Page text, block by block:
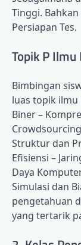
Tinggi.
Persiapan Tes.
Topik P
Bimbingan
luas topik
Biner –
Struktur dan
Efisiensi –
Daya
Simulasi dan
pengetahuan
yang tertarik